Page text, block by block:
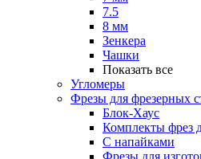
7.5
8 мм
Зенкера
Чашки
Показать все
Угломеры
Фрезы для фрезерных
Блок-Хаус
Комплекты фрез
С напайками